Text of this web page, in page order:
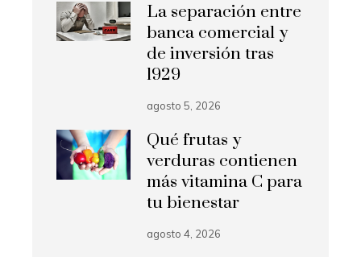
La separación entre
banca comercial y
de inversión tras
1929
agosto 5, 2026
Qué frutas y
verduras contienen
más vitamina C para
tu bienestar
agosto 4, 2026